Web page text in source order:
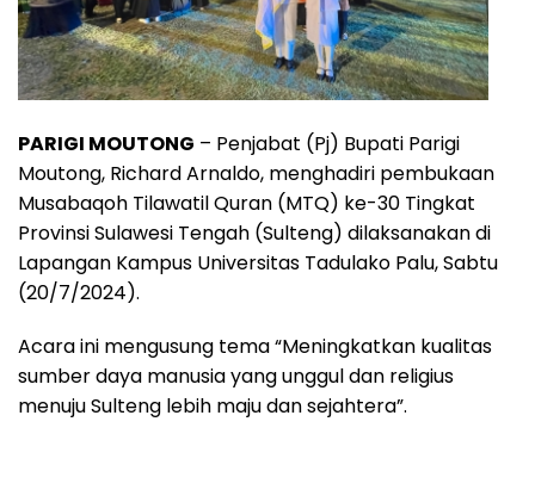
PARIGI MOUTONG – Penjabat (Pj) Bupati Parigi
Moutong, Richard Arnaldo, menghadiri pembukaan
Musabaqoh Tilawatil Quran (MTQ) ke-30 Tingkat
Provinsi Sulawesi Tengah (Sulteng) dilaksanakan di
Lapangan Kampus Universitas Tadulako Palu, Sabtu
(20/7/2024).
Acara ini mengusung tema “Meningkatkan kualitas
sumber daya manusia yang unggul dan religius
menuju Sulteng lebih maju dan sejahtera”.